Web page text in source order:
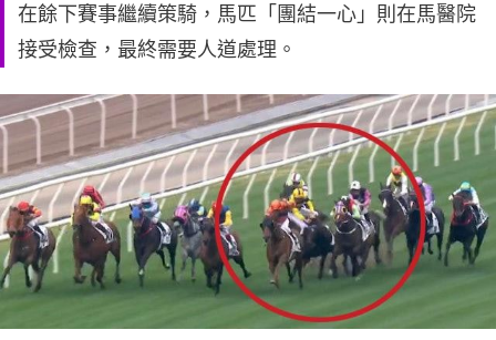
在餘下賽事繼續策騎，馬匹「團結一心」則在馬醫院
接受檢查，最終需要人道處理。